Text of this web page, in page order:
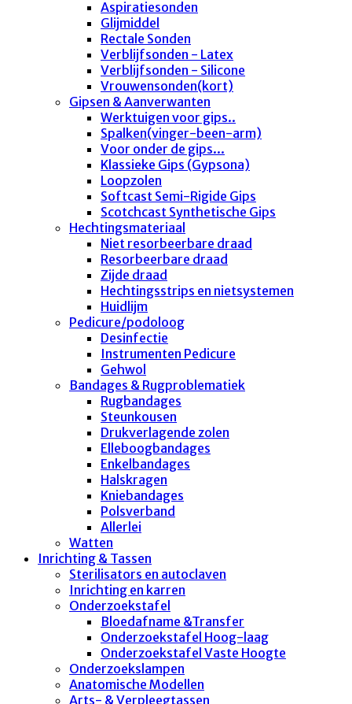
Aspiratiesonden
Glijmiddel
Rectale Sonden
Verblijfsonden - Latex
Verblijfsonden - Silicone
Vrouwensonden(kort)
Gipsen & Aanverwanten
Werktuigen voor gips..
Spalken(vinger-been-arm)
Voor onder de gips...
Klassieke Gips (Gypsona)
Loopzolen
Softcast Semi-Rigide Gips
Scotchcast Synthetische Gips
Hechtingsmateriaal
Niet resorbeerbare draad
Resorbeerbare draad
Zijde draad
Hechtingsstrips en nietsystemen
Huidlijm
Pedicure/podoloog
Desinfectie
Instrumenten Pedicure
Gehwol
Bandages & Rugproblematiek
Rugbandages
Steunkousen
Drukverlagende zolen
Elleboogbandages
Enkelbandages
Halskragen
Kniebandages
Polsverband
Allerlei
Watten
Inrichting & Tassen
Sterilisators en autoclaven
Inrichting en karren
Onderzoekstafel
Bloedafname &Transfer
Onderzoekstafel Hoog-laag
Onderzoekstafel Vaste Hoogte
Onderzoekslampen
Anatomische Modellen
Arts- & Verpleegtassen